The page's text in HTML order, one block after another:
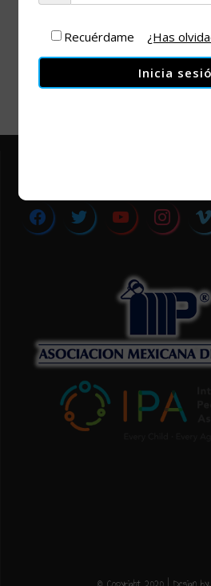
facebook twitter youtube instagram
Recuérdame ¿Has
Inicia